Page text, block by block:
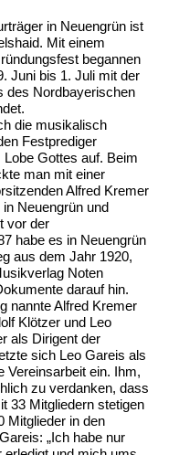
in Neuengrün ist
Mit einem
begannen
Juni bis 1. Juli mit der
des Nordbayerischen
die musikalisch
Festprediger
Gottes auf. Beim
man mit einer
Alfred Kremer
Neuengrün und
vor der
habe es in Neuengrün
aus dem Jahr 1920,
Noten
darauf hin.
nannte Alfred Kremer
Klötzer und Leo
als Dirigent der
sich Leo Gareis als
Vereinsarbeit ein. Ihm,
zu verdanken, dass
33 Mitgliedern stetigen
Mitglieder in den
„Ich habe nur